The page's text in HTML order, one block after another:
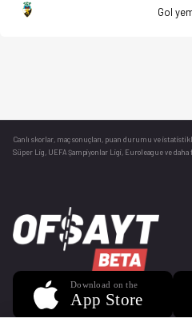
Gol
Canlı skorlar , maç sonuçları, puan durumu ve
Süper Lig, UEFA Şampiyonlar Ligi, Euroleague ve daha